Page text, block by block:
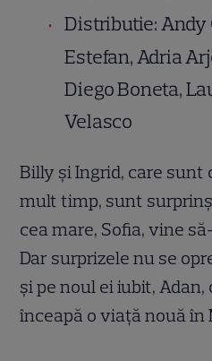
Distributie: Andy
Estefan, Adria
Diego Boneta,
Velasco
Billy şi Ingrid, care sunt
mult timp, sunt
cea mare, Sofia, vine
Dar surprizele nu se
şi pe noul ei iubit,
înceapă o viaţă nouă în